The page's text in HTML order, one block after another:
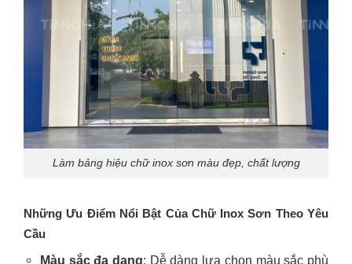
Làm bảng hiệu chữ inox sơn màu đẹp, chất lượng
Những Ưu Điểm Nổi Bật Của Chữ Inox Sơn Theo Yêu
Cầu
Màu sắc đa dạng: Dễ dàng lựa chọn màu sắc phù